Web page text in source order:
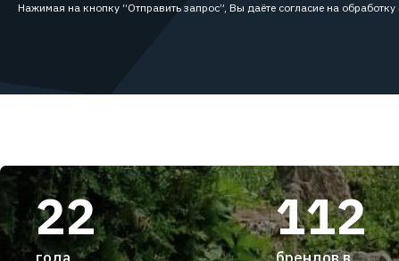
Нажимая на кнопку “Отправить запрос”, Вы даёте согласие на
22 112